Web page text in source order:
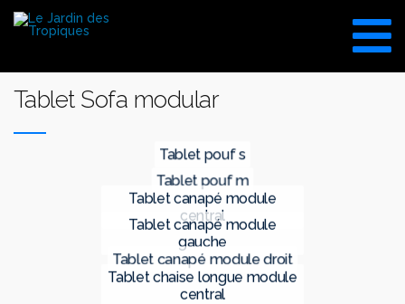
au
contenu
Tablet Sofa modular
tablet pouf s
tablet pouf m
tablet canapé module
central
tablet canapé module
gauche
tablet canapé module droit
tablet chaise longue module
central